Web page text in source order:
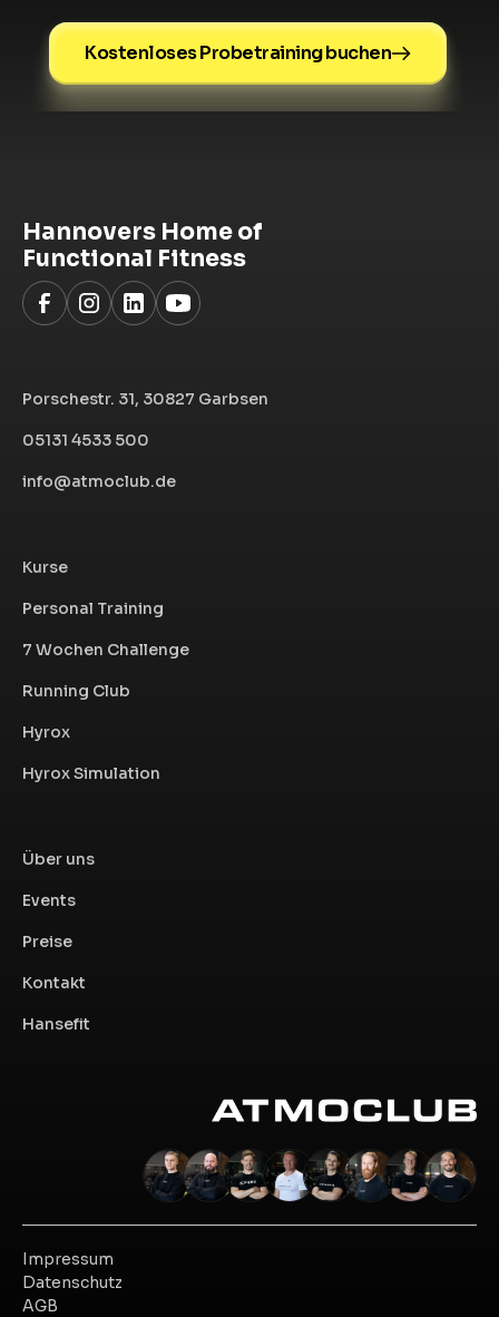
Kostenloses Probetraining buchen
Hannovers Home of
Functional Fitness
Porschestr. 31, 30827 Garbsen
05131 4533 500
info@atmoclub.de
Kurse
Personal Training
7 Wochen Challenge
Running Club
Hyrox
Hyrox Simulation
Über uns
Events
Preise
Kontakt
Hansefit
Impressum
Datenschutz
AGB